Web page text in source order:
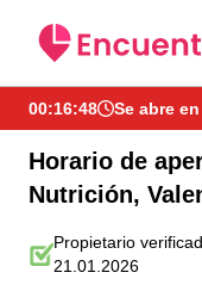
00:16:48 Se abre
Horario de
Nutrición,
Propietario
21.01.2026